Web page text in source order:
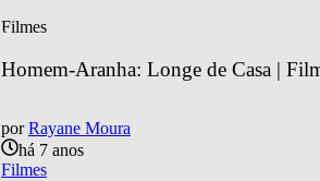
Filmes
Homem-Aranha: Longe de Casa |
por Rayane Moura
há 7 anos
Filmes